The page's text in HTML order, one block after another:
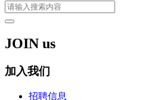
JOIN us
加入我们
招聘信息